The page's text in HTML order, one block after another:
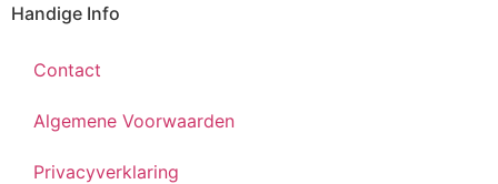
Handige Info
Contact
Algemene Voorwaarden
Privacyverklaring